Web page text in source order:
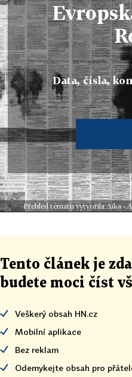
Data, čísla,
Přehled tématu vytvořila Aika -
Tento článek je
budete moci číst
Veškerý obsah HN.cz
Mobilní aplikace
Bez reklam
Odemykejte obsah pro